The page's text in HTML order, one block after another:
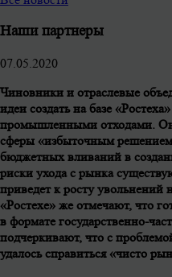
Наши партнеры
07.05.2020
Чиновники и отраслевые
идеи создать на базе
промышленными отходами.
сферы «избыточным
бюджетных вливаний в
риски ухода с рынка
приведет к росту увольнений
«Ростехе» же отмечают, что
в формате государственно-
подчеркивают, что с
удалось справиться «чисто